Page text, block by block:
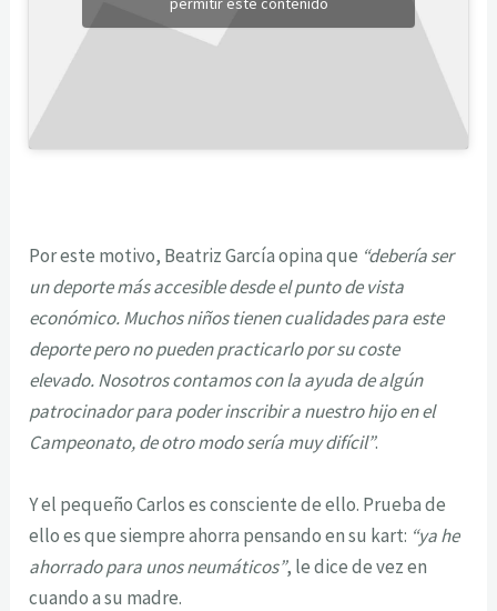
Por este motivo, Beatriz García opina que “debería ser
un deporte más accesible desde el punto de vista
económico. Muchos niños tienen cualidades para este
deporte pero no pueden practicarlo por su coste
elevado. Nosotros contamos con la ayuda de algún
patrocinador para poder inscribir a nuestro hijo en el
Campeonato, de otro modo sería muy difícil”.
Y el pequeño Carlos es consciente de ello. Prueba de
ello es que siempre ahorra pensando en su kart: “ya he
ahorrado para unos neumáticos”, le dice de vez en
cuando a su madre.